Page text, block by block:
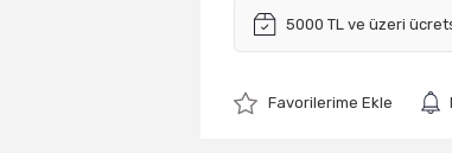
5000 TL ve üzeri